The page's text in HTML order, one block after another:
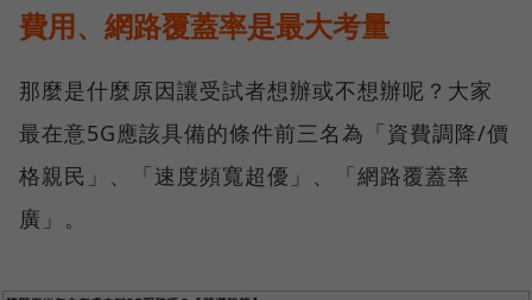
費用、網路覆蓋率是最大考量
那麼是什麼原因讓受試者想辦或不想辦呢？大家
最在意5G應該具備的條件前三名為「資費調降/價
格親民」、「速度頻寬超優」、「網路覆蓋率
廣」。